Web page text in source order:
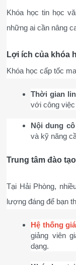
Khóa học tin học
những ai cần nâng
Lợi ích của khóa
Khóa học cấp tốc
Thời gian
với công
Nội dung
và kỹ năng
Trung tâm đào
Tại Hải Phòng,
lượng đáng để bạn
Hệ thống
giảng viên
dạng.